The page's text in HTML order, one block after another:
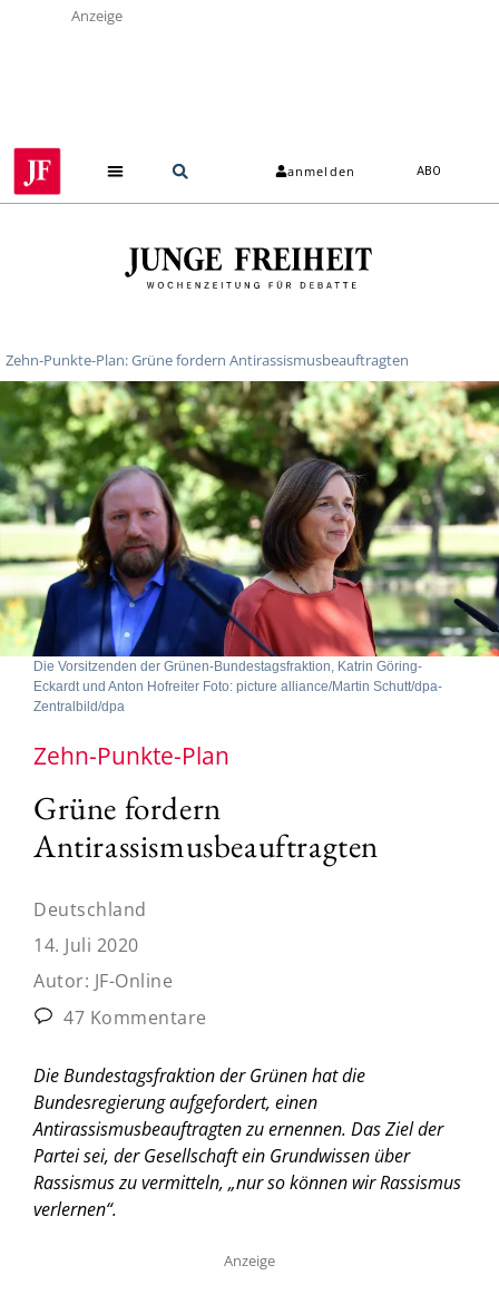
Anzeige
anmelden ABO
Zehn-Punkte-Plan: Grüne fordern Antirassismusbeauftragten
Die Vorsitzenden der Grünen-Bundestagsfraktion, Katrin Göring-
Eckardt und Anton Hofreiter Foto: picture alliance/Martin Schutt/dpa-
Zentralbild/dpa
Zehn-Punkte-Plan
Grüne fordern
Antirassismusbeauftragten
Deutschland
14. Juli 2020
Autor: JF-Online
47 Kommentare
Die Bundestagsfraktion der Grünen hat die
Bundesregierung aufgefordert, einen
Antirassismusbeauftragten zu ernennen. Das Ziel der
Partei sei, der Gesellschaft ein Grundwissen über
Rassismus zu vermitteln, „nur so können wir Rassismus
verlernen“.
Anzeige